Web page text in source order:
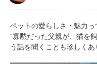
ペットの愛らしさ・魅力っ
“寡黙だった父親が、猫を
う話を聞くことも珍しくあ